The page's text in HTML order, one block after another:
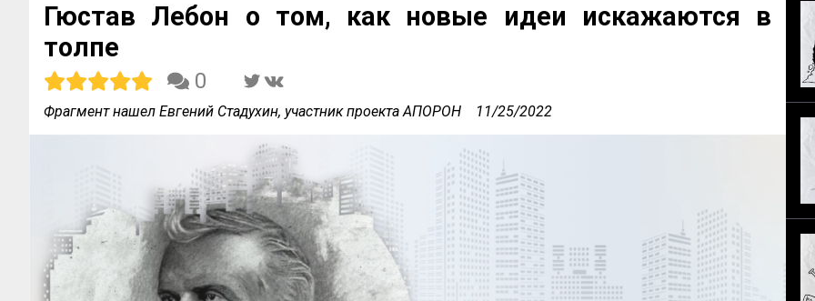
Гюстав Лебон о том, как новые идеи искажаются в
толпе
0
Фрагмент нашел Евгений Стадухин, участник проекта АПОРОН 11/25/2022